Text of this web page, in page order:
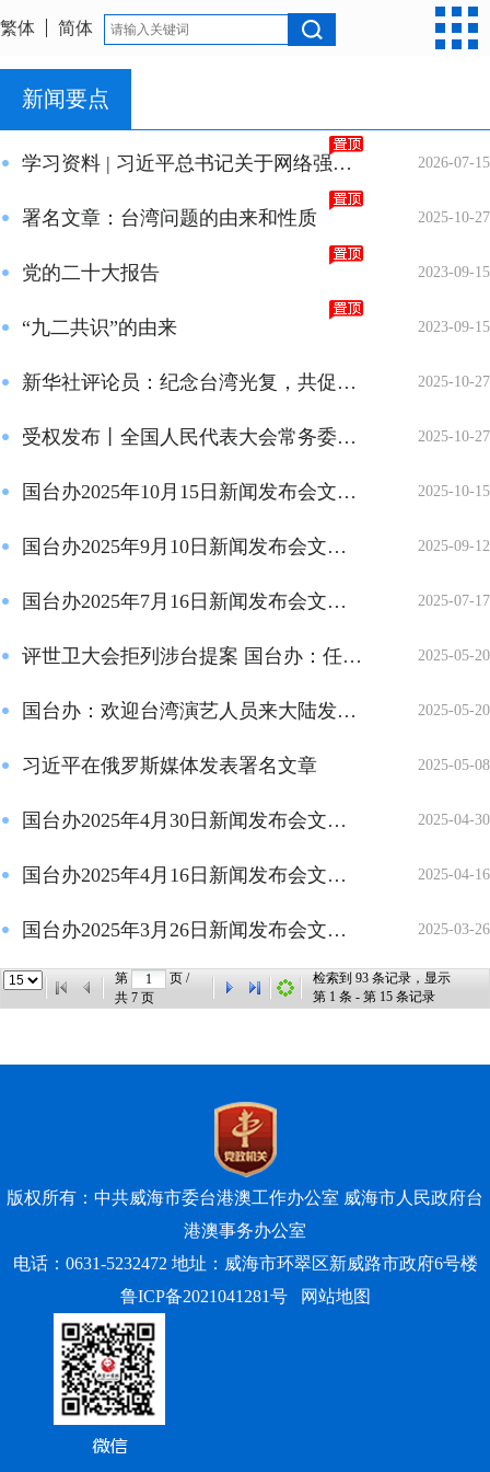
繁体 简体
新闻要点
学习资料 | 习近平总书记关于网络强国的重要思想 2026-07-15
署名文章：台湾问题的由来和性质 2025-10-27
党的二十大报告 2023-09-15
“九二共识”的由来 2023-09-15
新华社评论员：纪念台湾光复，共促祖国统一 2025-10-27
受权发布丨全国人民代表大会常务委员会关于设立台湾光复纪念日的决定 2025-10-27
国台办2025年10月15日新闻发布会文字实录 2025-10-15
国台办2025年9月10日新闻发布会文字实录 2025-09-12
国台办2025年7月16日新闻发布会文字实录 2025-07-17
评世卫大会拒列涉台提案 国台办：任何勾连外部势力谋“独”的图谋都注定... 2025-05-20
国台办：欢迎台湾演艺人员来大陆发展，将采取必要措施维护其合法正当权益 2025-05-20
习近平在俄罗斯媒体发表署名文章 2025-05-08
国台办2025年4月30日新闻发布会文字实录 2025-04-30
国台办2025年4月16日新闻发布会文字实录 2025-04-16
国台办2025年3月26日新闻发布会文字实录 2025-03-26
第
页 /
共 7 页
检索到 93 条记录，显示
第 1 条 - 第 15 条记录
版权所有：中共威海市委台港澳工作办公室 威海市人民政府台
港澳事务办公室
电话：0631-5232472 地址：威海市环翠区新威路市政府6号楼
鲁ICP备2021041281号
网站地图